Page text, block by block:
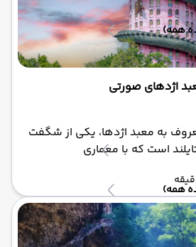
همه)
همه)
اژدهای صورتی
به معبد اژدها، یکی از شگفت‌
است که با معماری
را به دنیای افسانه‌ها می‌برد.
مذهبی، بلکه نمادی از خلاقیت و